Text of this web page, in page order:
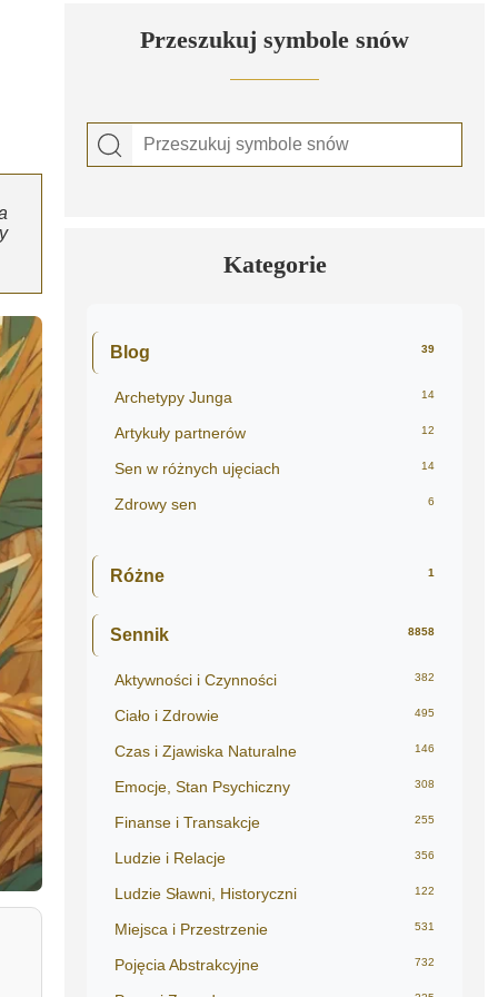
Przeszukuj symbole snów
Kategorie
Blog 39
Archetypy Junga 14
Artykuły partnerów 12
Sen w różnych ujęciach 14
Zdrowy sen 6
Różne 1
Sennik 8858
Aktywności i Czynności 382
Ciało i Zdrowie 495
Czas i Zjawiska Naturalne 146
Emocje, Stan Psychiczny 308
Finanse i Transakcje 255
Ludzie i Relacje 356
Ludzie Sławni, Historyczni 122
Miejsca i Przestrzenie 531
Pojęcia Abstrakcyjne 732